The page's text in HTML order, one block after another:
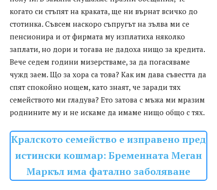
когато си стъпят на краката, ще ни върнат всичко до
стотинка. Съвсем наскоро съпругът на зълва ми се
пенсионира и от фирмата му изплатиха няколко
заплати, но дори и тогава не дадоха нищо за кредита.
Вече седем години мизерстваме, за да погасяваме
чужд заем. Що за хора са това? Как им дава съвестта да
спят спокойно нощем, като знаят, че заради тях
семейството ми гладува? Ето затова с мъжа ми мразим
роднините му и не искаме да имаме нищо общо с тях.
Kралското семейство e изправено пред
истински кошмар: Бременната Меган
Маркъл има фатално заболяване